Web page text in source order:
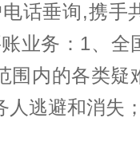
话垂询,携手
业务：1、全
围内的各类疑
人逃避和消失